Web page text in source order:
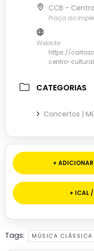
CCB -
Praça do
Website
https://
centro-
CATEGORIAS
Concertos |
+
+ ICAL /
Tags: MÚSICA CLÁSSICA